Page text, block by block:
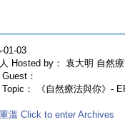
01-03
Hosted by： 袁大明 自然
：
Topic： 《自然療法與你》-
溫 Click to enter Archives